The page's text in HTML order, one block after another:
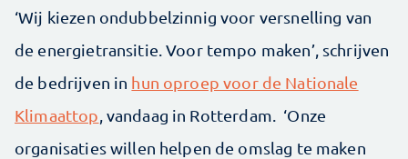
‘Wij kiezen ondubbelzinnig voor versnelling van
de energietransitie. Voor tempo maken’, schrijven
de bedrijven in hun oproep voor de Nationale
Klimaattop, vandaag in Rotterdam. ‘Onze
organisaties willen helpen de omslag te maken